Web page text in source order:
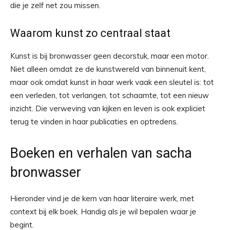
die je zelf net zou missen.
Waarom kunst zo centraal staat
Kunst is bij bronwasser geen decorstuk, maar een motor.
Niet alleen omdat ze de kunstwereld van binnenuit kent,
maar ook omdat kunst in haar werk vaak een sleutel is: tot
een verleden, tot verlangen, tot schaamte, tot een nieuw
inzicht. Die verweving van kijken en leven is ook expliciet
terug te vinden in haar publicaties en optredens.
Boeken en verhalen van sacha
bronwasser
Hieronder vind je de kern van haar literaire werk, met
context bij elk boek. Handig als je wil bepalen waar je
begint.